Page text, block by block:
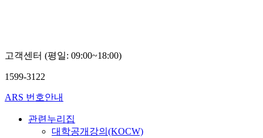
식,
고객센터 (평일: 09:00~18:00)
1599-3122
ARS 번호안내
관련누리집
대학공개강의(KOCW)